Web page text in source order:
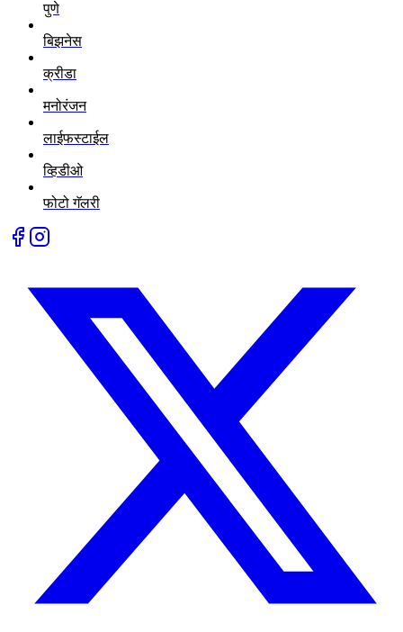
पुणे
बिझनेस
क्रीडा
मनोरंजन
लाईफस्टाईल
व्हिडीओ
फोटो गॅलरी